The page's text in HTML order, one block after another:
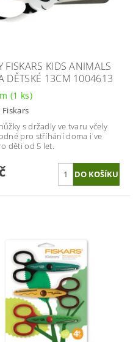
FISKARS KIDS ANIMALS
DĚTSKÉ 13CM 1004613
(1 ks)
Fiskars
s držadly ve tvaru včely
pro stříhání doma i ve
děti od 5 let.